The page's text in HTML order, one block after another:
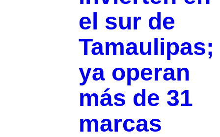
el sur de
Tamaulipas;
ya operan
más de 31
marcas